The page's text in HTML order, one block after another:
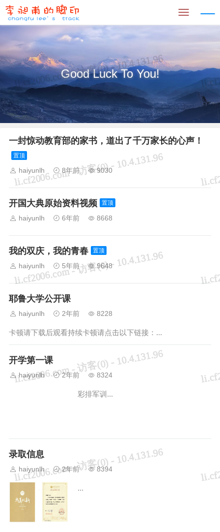
Good Luck To You!
一封惊动教育部的家书，道出了千万家长的心声！
置顶
haiyunlh 8年前 9030
开国大典原始资料视频 置顶
haiyunlh 6年前 8668
我的双庆，我的青春 置顶
haiyunlh 5年前 9648
耶鲁大学公开课
haiyunlh 2年前 8228
卡顿请下载后观看持续卡顿请点击以下链接：...
开学第一课
haiyunlh 2年前 8324
彩排军训...
录取信息
haiyunlh 2年前 8394
...